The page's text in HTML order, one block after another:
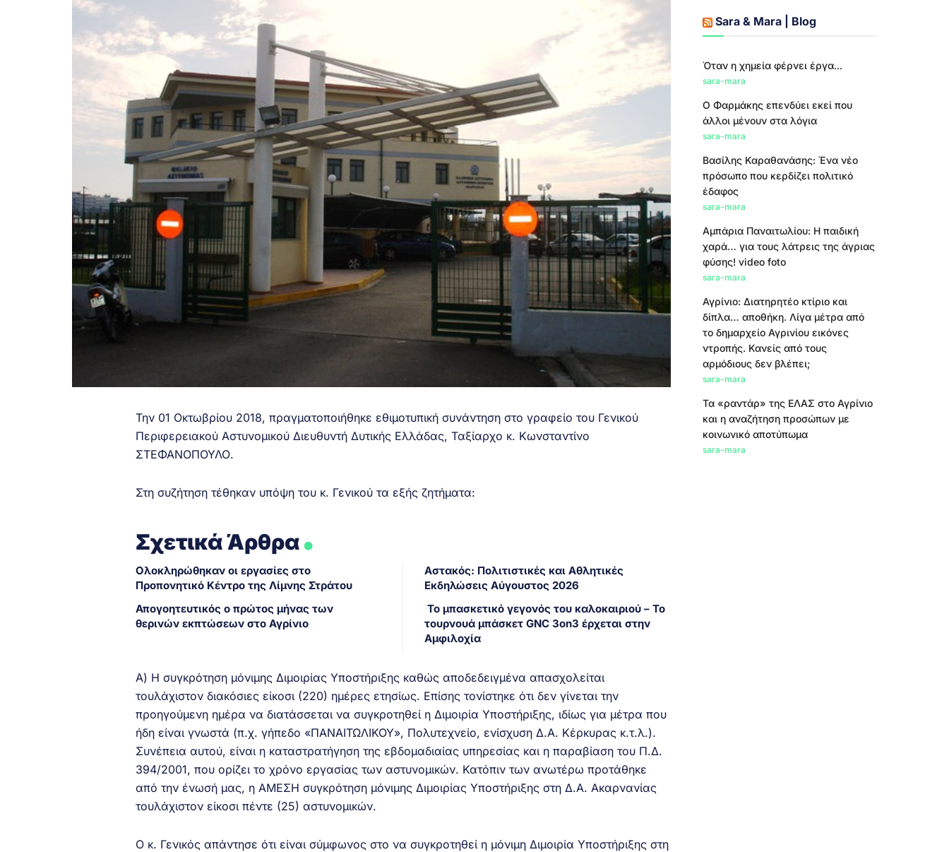
Την 01 Οκτωβρίου 2018, πραγματοποιήθηκε εθιμοτυπική συνάντηση στο γραφείο του Γενικού
Περιφερειακού Αστυνομικού Διευθυντή Δυτικής Ελλάδας, Ταξίαρχο κ. Κωνσταντίνο
ΣΤΕΦΑΝΟΠΟΥΛΟ.
Στη συζήτηση τέθηκαν υπόψη του κ. Γενικού τα εξής ζητήματα:
Σχετικά Άρθρα.
Ολοκληρώθηκαν οι εργασίες στο
Προπονητικό Κέντρο της Λίμνης Στράτου
Απογοητευτικός ο πρώτος μήνας των
θερινών εκπτώσεων στο Αγρίνιο
Αστακός: Πολιτιστικές και Αθλητικές
Εκδηλώσεις Αύγουστος 2026
Το μπασκετικό γεγονός του καλοκαιριού – Το
τουρνουά μπάσκετ GNC 3on3 έρχεται στην
Αμφιλοχία
Α) Η συγκρότηση μόνιμης Διμοιρίας Υποστήριξης καθώς αποδεδειγμένα απασχολείται
τουλάχιστον διακόσιες είκοσι (220) ημέρες ετησίως. Επίσης τονίστηκε ότι δεν γίνεται την
προηγούμενη ημέρα να διατάσσεται να συγκροτηθεί η Διμοιρία Υποστήριξης, ιδίως για μέτρα που
ήδη είναι γνωστά (π.χ. γήπεδο «ΠΑΝΑΙΤΩΛΙΚΟΥ», Πολυτεχνείο, ενίσχυση Δ.Α. Κέρκυρας κ.τ.λ.).
Συνέπεια αυτού, είναι η καταστρατήγηση της εβδομαδιαίας υπηρεσίας και η παραβίαση του Π.Δ.
394/2001, που ορίζει το χρόνο εργασίας των αστυνομικών. Κατόπιν των ανωτέρω προτάθηκε
από την ένωσή μας, η ΑΜΕΣΗ συγκρότηση μόνιμης Διμοιρίας Υποστήριξης στη Δ.Α. Ακαρνανίας
τουλάχιστον είκοσι πέντε (25) αστυνομικών.
Ο κ. Γενικός απάντησε ότι είναι σύμφωνος στο να συγκροτηθεί η μόνιμη Διμοιρία Υποστήριξης στη
Sara & Mara | Blog
Όταν η χημεία φέρνει έργα...
sara-mara
Ο Φαρμάκης επενδύει εκεί που
άλλοι μένουν στα λόγια
sara-mara
Βασίλης Καραθανάσης: Ένα νέο
πρόσωπο που κερδίζει πολιτικό
έδαφος
sara-mara
Αμπάρια Παναιτωλίου: Η παιδική
χαρά… για τους λάτρεις της άγριας
φύσης! video foto
sara-mara
Αγρίνιο: Διατηρητέο κτίριο και
δίπλα… αποθήκη. Λίγα μέτρα από
το δημαρχείο Αγρινίου εικόνες
ντροπής. Κανείς από τους
αρμόδιους δεν βλέπει;
sara-mara
Τα «ραντάρ» της ΕΛΑΣ στο Αγρίνιο
και η αναζήτηση προσώπων με
κοινωνικό αποτύπωμα
sara-mara